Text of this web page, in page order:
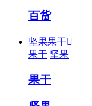
百货
坚果果干
果干 坚果
果干